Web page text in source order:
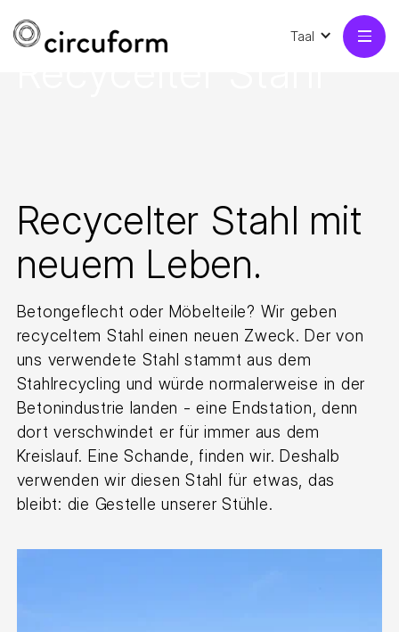
Taal
Recycelter Stahl mit
neuem Leben.
Betongeflecht oder Möbelteile? Wir geben
recyceltem Stahl einen neuen Zweck. Der von
uns verwendete Stahl stammt aus dem
Stahlrecycling und würde normalerweise in der
Betonindustrie landen - eine Endstation, denn
dort verschwindet er für immer aus dem
Kreislauf. Eine Schande, finden wir. Deshalb
verwenden wir diesen Stahl für etwas, das
bleibt: die Gestelle unserer Stühle.